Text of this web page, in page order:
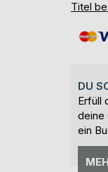
Titel
DU
Erfüll
deine
ein